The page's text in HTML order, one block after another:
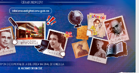
de Venezuela año CXXXIII Mes V,
2006 N° 38.394
de Modesta Bor